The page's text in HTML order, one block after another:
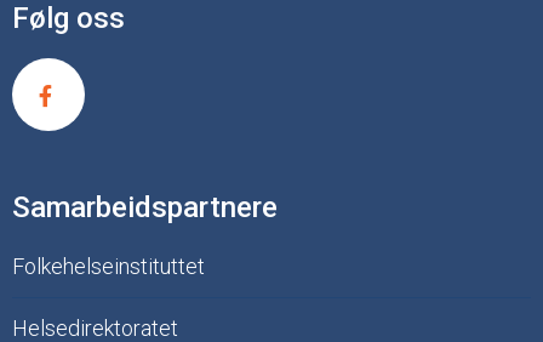
Følg oss
Samarbeidspartnere
Folkehelseinstituttet
Helsedirektoratet